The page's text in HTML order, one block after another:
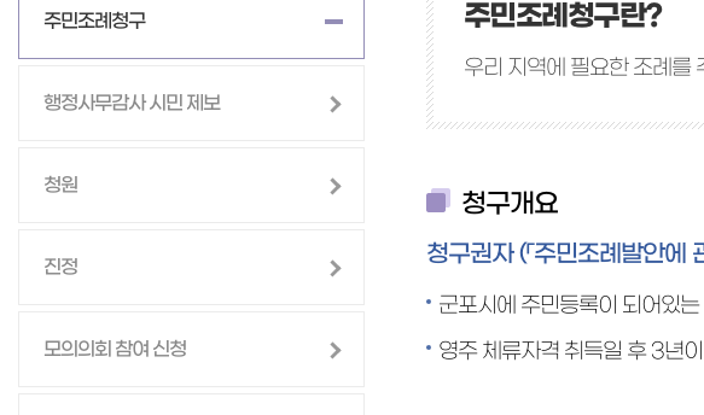
주민조례청구
행정사무감사 시민 제보
청원
진정
모의의회 참여 신청
주민조례청구란?
우리 지역에 필요한 조례를
청구개요
청구권자 (「주민조례발안에
군포시에 주민등록이 되어있는
영주 체류자격 취득일 후 3년